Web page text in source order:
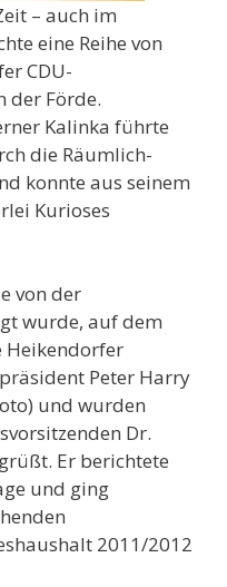
– auch im
eine Reihe von
CDU-
der Förde.
Kalinka führte
die Räumlich­
konnte aus seinem
Kurioses
von der
wurde, auf dem
Heikendorfer
Peter Harry
und wurden
Dr.
Er berichtete
und ging
2011/2012